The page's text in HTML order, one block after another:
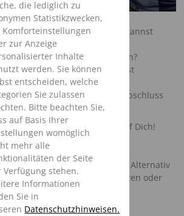
die lediglich zu
Statistikzwecken,
zur Anzeige
Inhalte
werden. Sie können
entscheiden, welche
Sie zulassen
Bitte beachten Sie,
auf Basis Ihrer
womöglich
mehr alle
der Seite
Verfügung stehen.
Informationen
Sie in
Datenschutzhinweisen.
Vorstellungsvermögen und kannst
arbeiten?
und bereit viel Neues zu lernen?
Geschick mit und hast
Realschulabschluss
die Richtige, wir warten auf Dich!
komm in unser Team!
Mitarbeiter/in aus dem
0175/3308522zur Verfügung. Alternativ
per WhatsApp kontaktieren oder
online bewerben.